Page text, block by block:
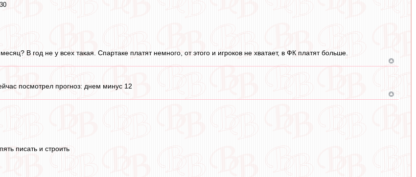
В год не у всех такая. Спартаке платят немного, от этого и игроков не хватает, в ФК платят больше.
посмотрел прогноз: днем минус 12
писать и строить